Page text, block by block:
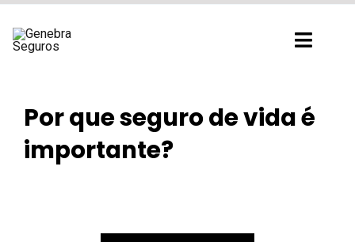
para
Por que seguro de vida é
importante?